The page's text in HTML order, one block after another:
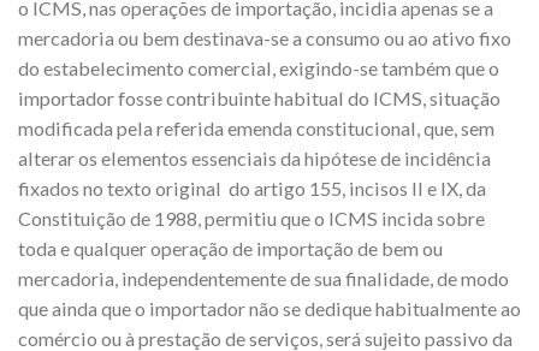
o ICMS, nas operações de importação, incidia apenas se a
mercadoria ou bem destinava-se a consumo ou ao ativo fixo
do estabelecimento comercial, exigindo-se também que o
importador fosse contribuinte habitual do ICMS, situação
modificada pela referida emenda constitucional, que, sem
alterar os elementos essenciais da hipótese de incidência
fixados no texto original do artigo 155, incisos II e IX, da
Constituição de 1988, permitiu que o ICMS incida sobre
toda e qualquer operação de importação de bem ou
mercadoria, independentemente de sua finalidade, de modo
que ainda que o importador não se dedique habitualmente ao
comércio ou à prestação de serviços, será sujeito passivo da